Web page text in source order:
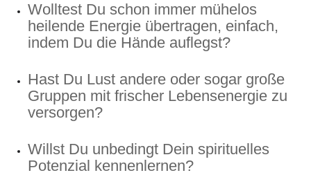
Wolltest Du schon immer mühelos
heilende Energie übertragen, einfach,
indem Du die Hände auflegst?
Hast Du Lust andere oder sogar große
Gruppen mit frischer Lebensenergie zu
versorgen?
Willst Du unbedingt Dein spirituelles
Potenzial kennenlernen?